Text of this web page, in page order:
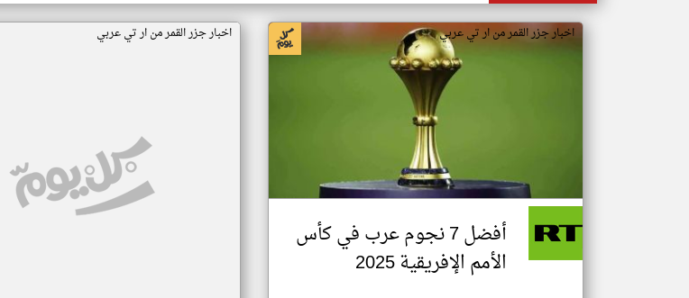
اخبار جزر القمر من ار تي عربي
أفضل 7 نجوم عرب في كأس
الأمم الإفريقية 2025
اخبار جزر القمر من ار تي عربي